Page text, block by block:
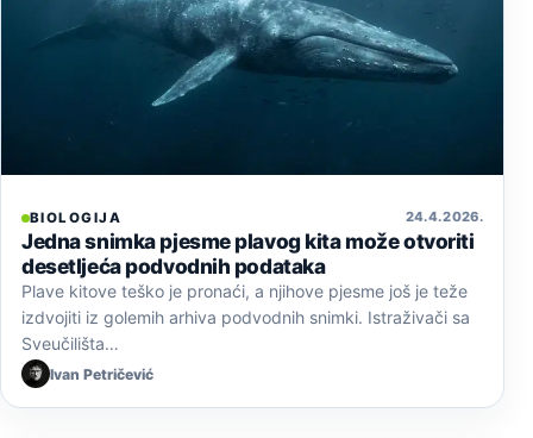
BIOLOGIJA 24. 4. 2026.
Jedna snimka pjesme plavog kita može otvoriti
desetljeća podvodnih podataka
Plave kitove teško je pronaći, a njihove pjesme još je teže
izdvojiti iz golemih arhiva podvodnih snimki. Istraživači sa
Sveučilišta…
Ivan Petričević